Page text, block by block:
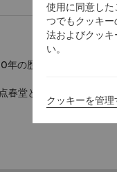
の歴史があります。
堂と玉華堂を含む印
使用に同意し
つでもクッキ
法およびクッキ
い。
クッキーを管理